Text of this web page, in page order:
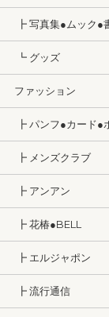
┣ 写真集●ムック●
┗ グッズ
ファッション
┣ パンフ●カード●
┣ メンズクラブ
┣ アンアン
┣ 花椿●BELL
┣ エルジャポン
┣ 流行通信